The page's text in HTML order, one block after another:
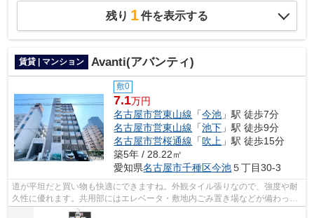
残り 1件を表示する
賃貸 | マンション Avanti(アバンティ)
敷0
7.1万円
名古屋市営東山線 「今池 」駅 徒歩7分
名古屋市営東山線 「池下 」駅 徒歩9分
名古屋市営桜通線 「吹上 」駅 徒歩15分
築5年 / 28.22㎡
愛知県名古屋市千種区今池５丁目30-3
道が平坦だと買い物も快適にできますね。外観タイル張りなので、強度や耐
久性に優れます。共用部にはエレベータ・敷地内ごみ置き場などが備わって
おりとても充実しています。こちらは...